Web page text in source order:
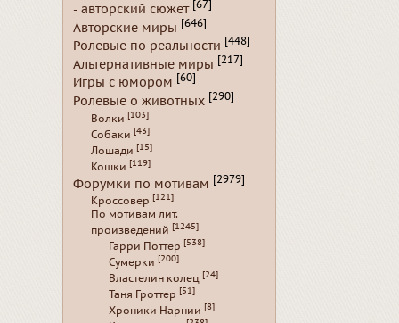
- авторский сюжет [67]
Авторские миры [646]
Ролевые по реальности [448]
Альтернативные миры [217]
Игры с юмором [60]
Ролевые о животных [290]
Волки [103]
Собаки [43]
Лошади [15]
Кошки [119]
Форумки по мотивам [2979]
Кроссовер [121]
По мотивам лит.
произведений [1245]
Гарри Поттер [538]
Сумерки [200]
Властелин колец [24]
Таня Гроттер [51]
Хроники Нарнии [8]